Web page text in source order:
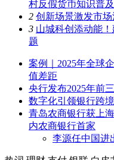
村反假货币知识普
2 创新场景激发市
3 山城科创添动能
题
案例｜2025年全球
值差距
央行发布2025年前
数字化引领银行跨
青岛农商银行获上
内农商银行首家
李源任中国进